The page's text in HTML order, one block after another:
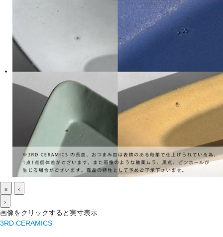
×
‹
›
画像をクリックすると実寸表示
3RD CERAMICS